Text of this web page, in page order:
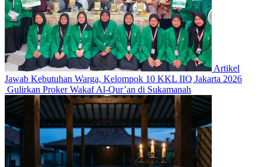
Artikel
Jawab Kebutuhan Warga, Kelompok 10 KKL IIQ Jakarta 2026
Gulirkan Proker Wakaf Al-Qur’an di Sukamanah